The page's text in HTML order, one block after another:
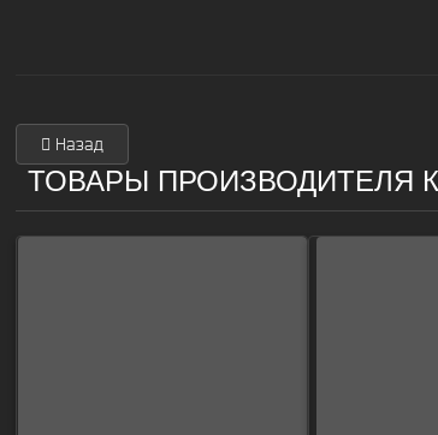
Назад
ТОВАРЫ ПРОИЗВОДИТЕЛЯ